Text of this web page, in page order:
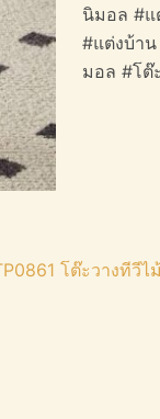
นิมอล #แ
#แต่งบ้า
มอล #โต๊